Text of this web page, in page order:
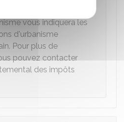
vous indiquera les
d'urbanisme
Pour plus de
pouvez contacter
des impôts